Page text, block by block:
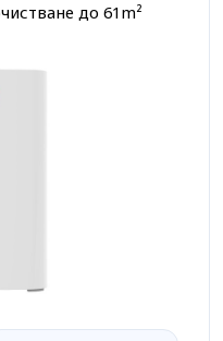
до 61m²